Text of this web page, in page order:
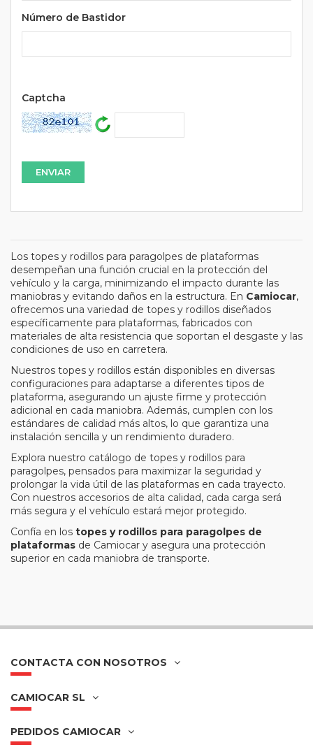
Número de Bastidor
Captcha
Los topes y rodillos para paragolpes de plataformas
desempeñan una función crucial en la protección del
vehículo y la carga, minimizando el impacto durante las
maniobras y evitando daños en la estructura. En Camiocar,
ofrecemos una variedad de topes y rodillos diseñados
específicamente para plataformas, fabricados con
materiales de alta resistencia que soportan el desgaste y las
condiciones de uso en carretera.
Nuestros topes y rodillos están disponibles en diversas
configuraciones para adaptarse a diferentes tipos de
plataforma, asegurando un ajuste firme y protección
adicional en cada maniobra. Además, cumplen con los
estándares de calidad más altos, lo que garantiza una
instalación sencilla y un rendimiento duradero.
Explora nuestro catálogo de topes y rodillos para
paragolpes, pensados para maximizar la seguridad y
prolongar la vida útil de las plataformas en cada trayecto.
Con nuestros accesorios de alta calidad, cada carga será
más segura y el vehículo estará mejor protegido.
Confía en los topes y rodillos para paragolpes de
plataformas de Camiocar y asegura una protección
superior en cada maniobra de transporte.
CONTACTA CON NOSOTROS
CAMIOCAR SL
PEDIDOS CAMIOCAR